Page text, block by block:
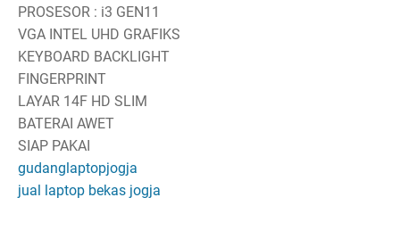
PROSESOR : i3 GEN11
VGA INTEL UHD GRAFIKS
KEYBOARD BACKLIGHT
FINGERPRINT
LAYAR 14F HD SLIM
BATERAI AWET
SIAP PAKAI
gudanglaptopjogja
jual laptop bekas jogja